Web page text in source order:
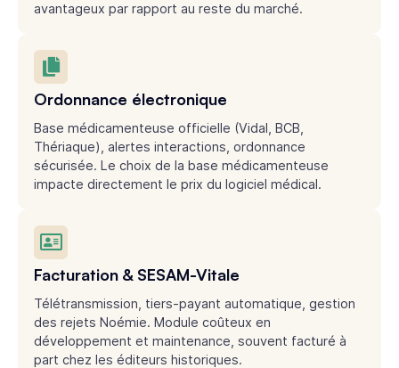
avantageux par rapport au reste du marché.
Ordonnance électronique
Base médicamenteuse officielle (Vidal, BCB,
Thériaque), alertes interactions, ordonnance
sécurisée. Le choix de la base médicamenteuse
impacte directement le prix du logiciel médical.
Facturation & SESAM-Vitale
Télétransmission, tiers-payant automatique, gestion
des rejets Noémie. Module coûteux en
développement et maintenance, souvent facturé à
part chez les éditeurs historiques.